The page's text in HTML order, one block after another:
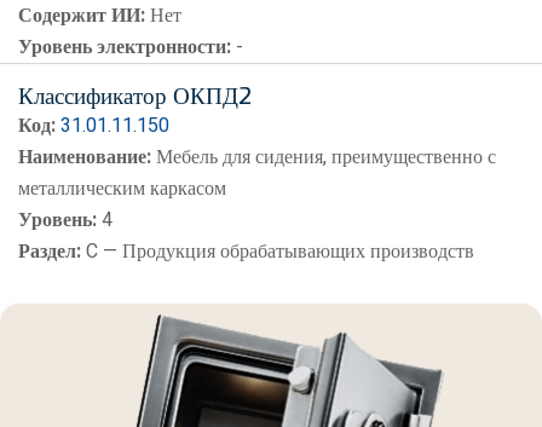
Содержит ИИ:Нет
Уровень электронности: -
Классификатор ОКПД2
Код:31.01.11.150
Наименование:Мебель для сидения, преимущественно с
металлическим каркасом
Уровень:4
Раздел:C — Продукция обрабатывающих производств